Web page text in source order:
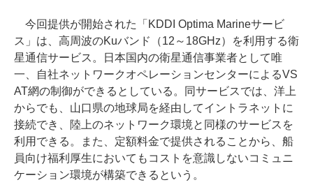
今回提供が開始された「KDDI Optima Marineサービ
ス」は、高周波のKuバンド（12～18GHz）を利用する衛
星通信サービス。日本国内の衛星通信事業者として唯
一、自社ネットワークオペレーションセンターによるVS
AT網の制御ができるとしている。同サービスでは、洋上
からでも、山口県の地球局を経由してイントラネットに
接続でき、陸上のネットワーク環境と同様のサービスを
利用できる。また、定額料金で提供されることから、船
員向け福利厚生においてもコストを意識しないコミュニ
ケーション環境が構築できるという。